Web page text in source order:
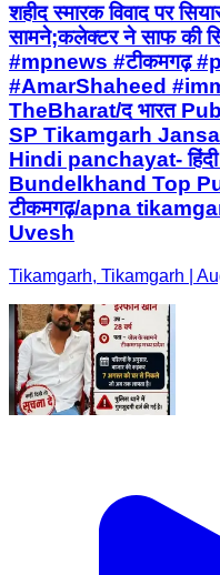
शहीद स्मारक विवाद पर
सामने;कलेक्टर ने साफ की
#mpnews #टीकमगढ़
#AmarShaheed
TheBharat/द भारत
SP Tikamgarh
Hindi panchayat-
Bundelkhand Top
टीकमगढ़/apna
Uvesh
Tikamgarh, Tikamgarh |